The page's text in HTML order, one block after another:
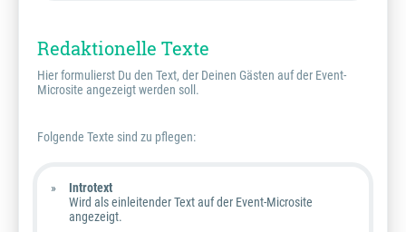
Redaktionelle Texte
Hier formulierst Du den Text, der Deinen Gästen auf der Event-
Microsite angezeigt werden soll.
Folgende Texte sind zu pflegen:
Introtext
Wird als einleitender Text auf der Event-Microsite
angezeigt.